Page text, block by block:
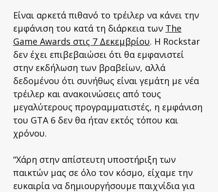
Είναι αρκετά πιθανό το τρέιλερ να κάνει την
εμφάνιση του κατά τη διάρκεια των The
Game Awards στις 7 Δεκεμβρίου. Η Rockstar
δεν έχει επιβεβαιώσει ότι θα εμφανιστεί
στην εκδήλωση των βραβείων, αλλά
δεδομένου ότι συνήθως είναι γεμάτη με νέα
τρέιλερ και ανακοινώσεις από τους
μεγαλύτερους προγραμματιστές, η εμφάνιση
του GTA 6 δεν θα ήταν εκτός τόπου και
χρόνου.
“Χάρη στην απίστευτη υποστήριξη των
παικτών μας σε όλο τον κόσμο, είχαμε την
ευκαιρία να δημιουργήσουμε παιχνίδια για